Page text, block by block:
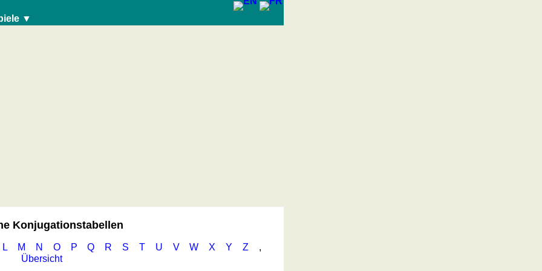
▼
Konjugationstabellen
L M N O P Q R S T U V W X Y Z ,
Übersicht